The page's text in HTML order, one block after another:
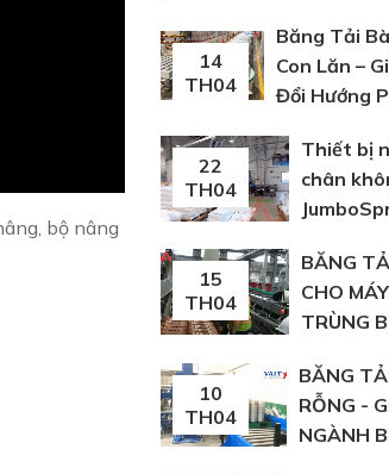
bộ nâng
14
TH04
Băng Tải
Con Lăn –
Đổi Hướng
Chuyền
22
TH04
Thiết bị
chân
15
TH04
BĂNG
CHO
TRÙNG
10
TH04
BĂNG
RỖNG -
NGÀNH